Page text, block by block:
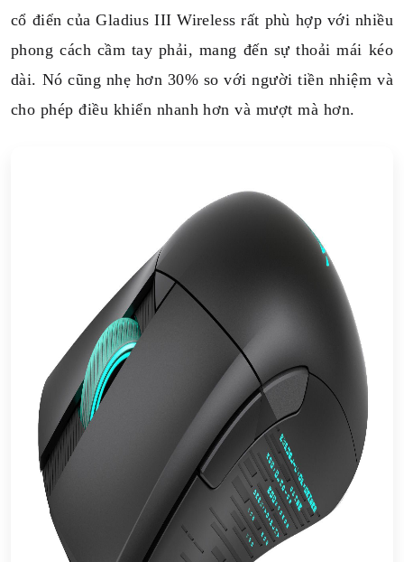
cổ điển của Gladius III Wireless rất phù hợp với nhiều
phong cách cầm tay phải, mang đến sự thoải mái kéo
dài. Nó cũng nhẹ hơn 30% so với người tiền nhiệm và
cho phép điều khiển nhanh hơn và mượt mà hơn.